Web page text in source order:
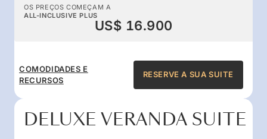
OS PREÇOS COMEÇAM A
ALL-INCLUSIVE PLUS
US$ 16.900
COMODIDADES E
RECURSOS
RESERVE A SUA SUITE
DELUXE VERANDA SUITE